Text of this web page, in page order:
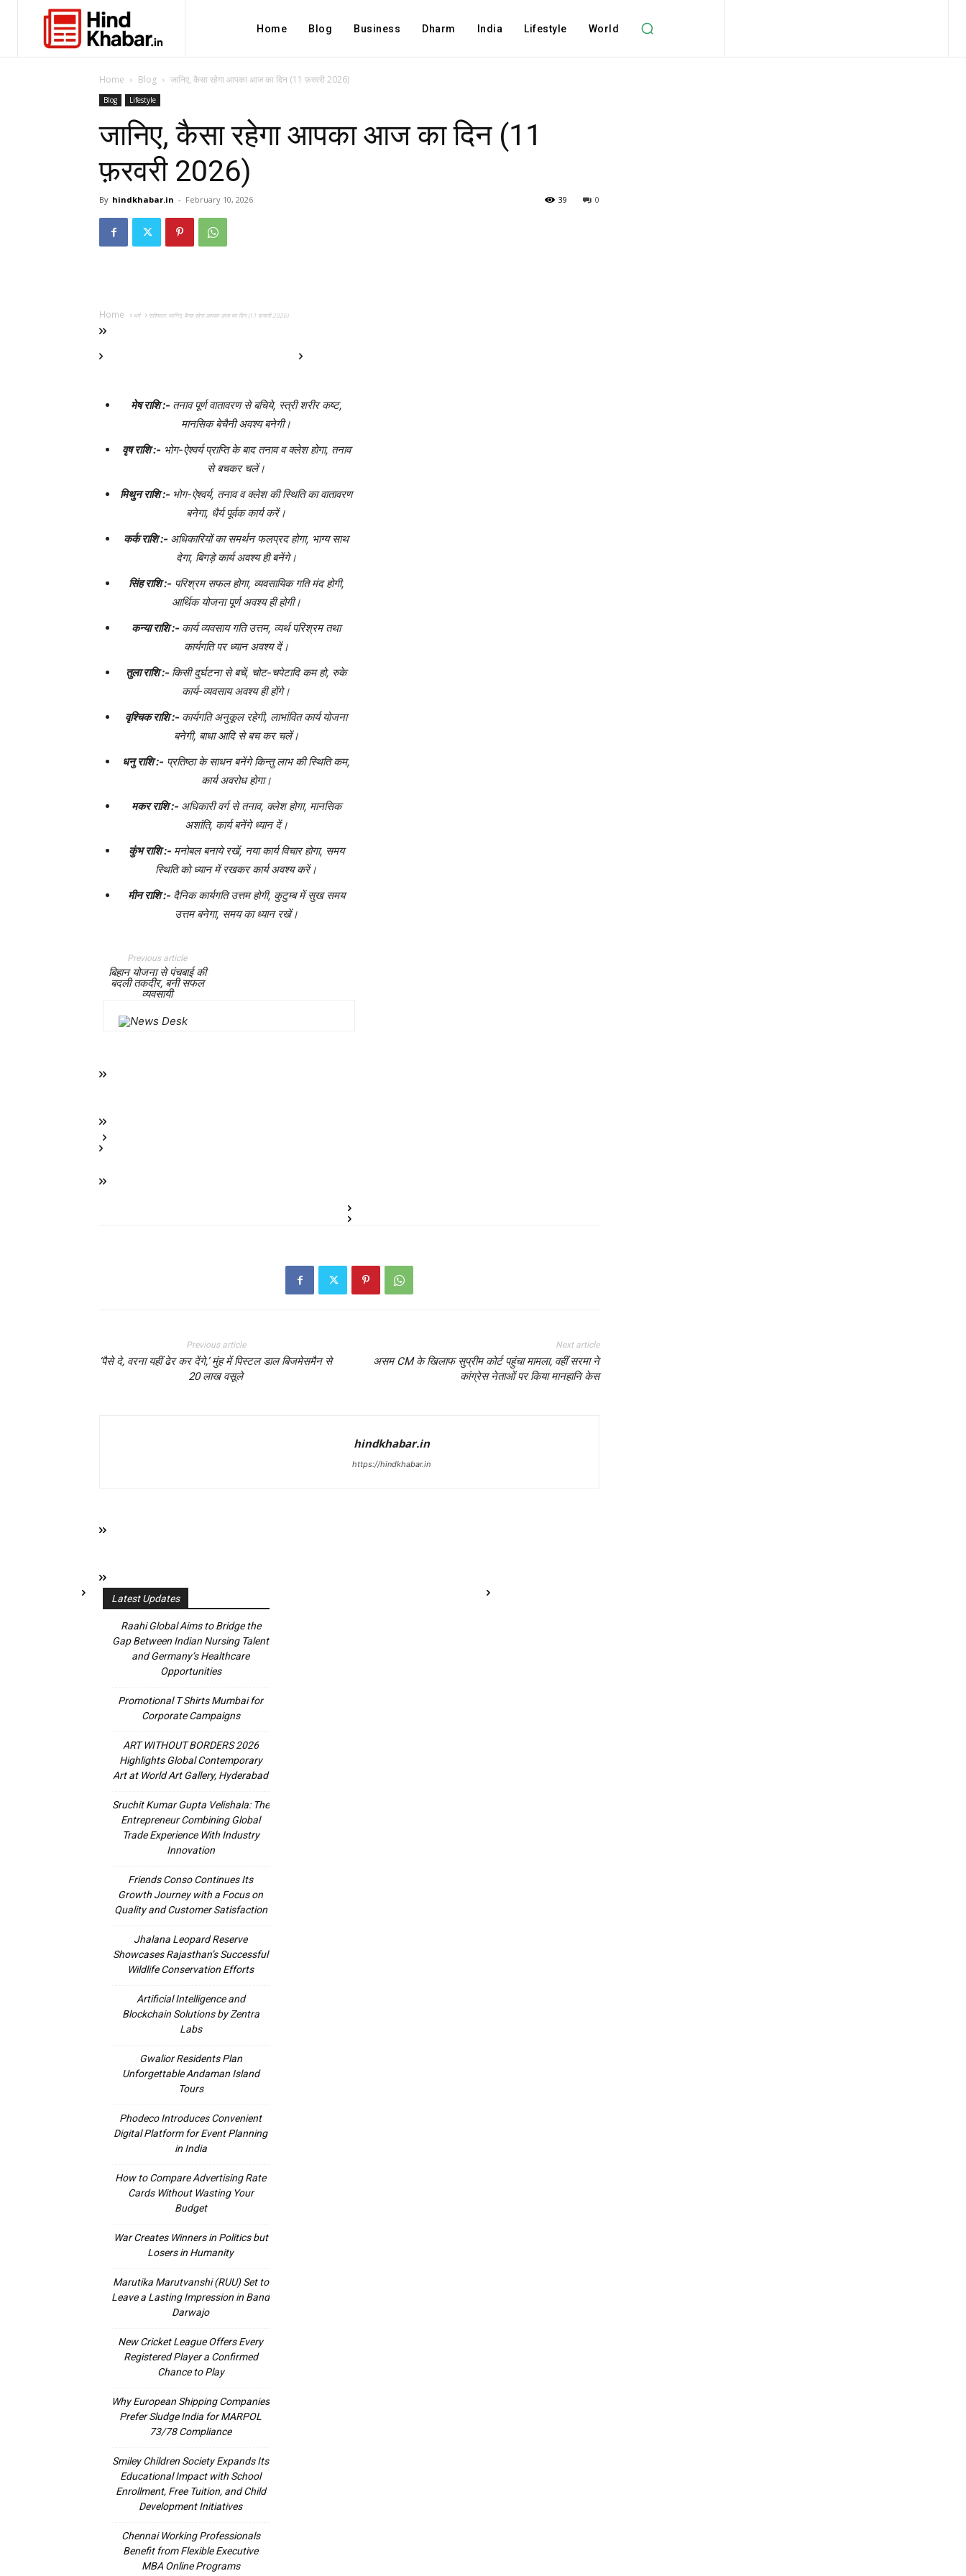
Home Blog Business Dharm India Lifestyle World
Home Blog जानिए, कैसा रहेगा आपका आज का दिन (11 फ़रवरी 2026)
Blog Lifestyle
जानिए, कैसा रहेगा आपका आज का दिन (11
फ़रवरी 2026)
By hindkhabar.in - February 10, 2026 0
39
Home धर्म राशिफल: जानिए, कैसा रहेगा आपका आज का दिन (11 फ़रवरी 2026)
मेष राशि :- तनाव पूर्ण वातावरण से बचिये, स्त्री शरीर कष्ट,
मानसिक बेचैनी अवश्य बनेगी।
वृष राशि :- भोग-ऐश्वर्य प्राप्ति के बाद तनाव व क्लेश होगा, तनाव
से बचकर चलें।
मिथुन राशि :- भोग-ऐश्वर्य, तनाव व क्लेश की स्थिति का वातावरण
बनेगा, धैर्य पूर्वक कार्य करें।
कर्क राशि :- अधिकारियों का समर्थन फलप्रद होगा, भाग्य साथ
देगा, बिगड़े कार्य अवश्य ही बनेंगे।
सिंह राशि :- परिश्रम सफल होगा, व्यवसायिक गति मंद होगी,
आर्थिक योजना पूर्ण अवश्य ही होगी।
कन्या राशि :- कार्य व्यवसाय गति उत्तम, व्यर्थ परिश्रम तथा
कार्यगति पर ध्यान अवश्य दें।
तुला राशि :- किसी दुर्घटना से बचें, चोट-चपेटादि कम हो, रुके
कार्य-व्यवसाय अवश्य ही होंगे।
वृश्चिक राशि :- कार्यगति अनुकूल रहेगी, लाभांवित कार्य योजना
बनेगी, बाधा आदि से बच कर चलें।
धनु राशि :- प्रतिष्ठा के साधन बनेंगे किन्तु लाभ की स्थिति कम,
कार्य अवरोध होगा।
मकर राशि :- अधिकारी वर्ग से तनाव, क्लेश होगा, मानसिक
अशांति, कार्य बनेंगे ध्यान दें।
कुंभ राशि :- मनोबल बनाये रखें, नया कार्य विचार होगा, समय
स्थिति को ध्यान में रखकर कार्य अवश्य करें।
मीन राशि :- दैनिक कार्यगति उत्तम होगी, कुटुम्ब में सुख समय
उत्तम बनेगा, समय का ध्यान रखें।
Previous article
बिहान योजना से पंचबाई की
बदली तकदीर, बनी सफल
व्यवसायी
Previous article
‘पैसे दे, वरना यहीं ढेर कर देंगे,’ मुंह में पिस्टल डाल बिजमेसमैन से
20 लाख वसूले
Next article
असम CM के खिलाफ सुप्रीम कोर्ट पहुंचा मामला, वहीं सरमा ने
कांग्रेस नेताओं पर किया मानहानि केस
hindkhabar.in
https://hindkhabar.in
Latest Updates
Raahi Global Aims to Bridge the
Gap Between Indian Nursing Talent
and Germany’s Healthcare
Opportunities
Promotional T Shirts Mumbai for
Corporate Campaigns
ART WITHOUT BORDERS 2026
Highlights Global Contemporary
Art at World Art Gallery, Hyderabad
Sruchit Kumar Gupta Velishala: The
Entrepreneur Combining Global
Trade Experience With Industry
Innovation
Friends Conso Continues Its
Growth Journey with a Focus on
Quality and Customer Satisfaction
Jhalana Leopard Reserve
Showcases Rajasthan’s Successful
Wildlife Conservation Efforts
Artificial Intelligence and
Blockchain Solutions by Zentra
Labs
Gwalior Residents Plan
Unforgettable Andaman Island
Tours
Phodeco Introduces Convenient
Digital Platform for Event Planning
in India
How to Compare Advertising Rate
Cards Without Wasting Your
Budget
War Creates Winners in Politics but
Losers in Humanity
Marutika Marutvanshi (RUU) Set to
Leave a Lasting Impression in Band
Darwajo
New Cricket League Offers Every
Registered Player a Confirmed
Chance to Play
Why European Shipping Companies
Prefer Sludge India for MARPOL
73/78 Compliance
Smiley Children Society Expands Its
Educational Impact with School
Enrollment, Free Tuition, and Child
Development Initiatives
Chennai Working Professionals
Benefit from Flexible Executive
MBA Online Programs